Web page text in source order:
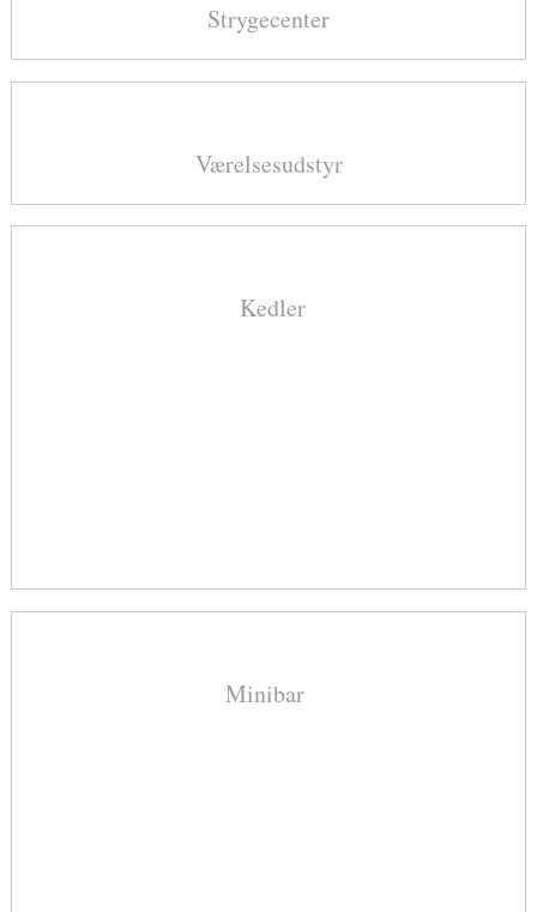
Strygecenter
Værelsesudstyr
Kedler
Minibar